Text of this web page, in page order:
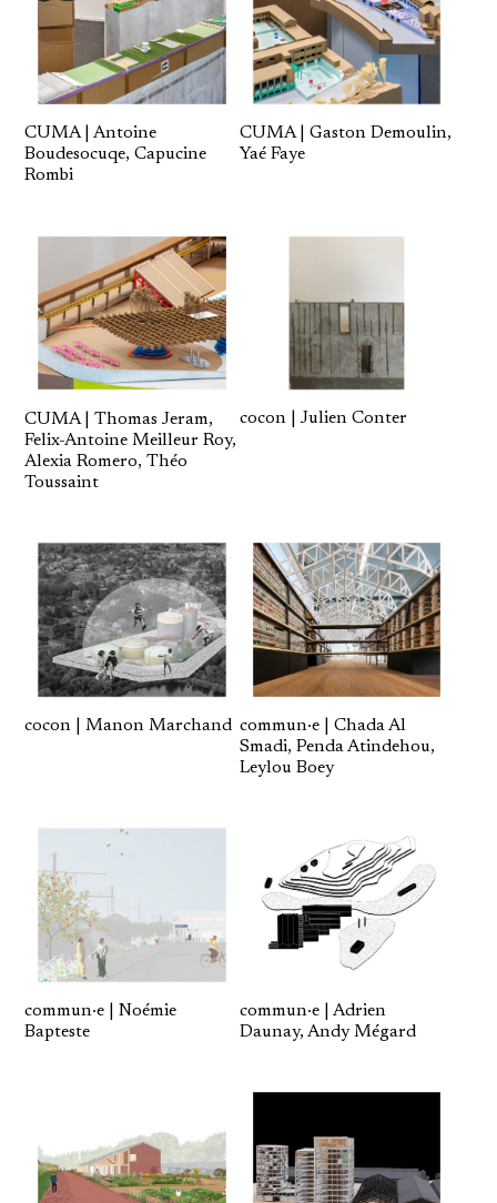
CUMA | Antoine
Boudesocuqe, Capucine
Rombi
CUMA | Gaston Demoulin,
Yaé Faye
CUMA | Thomas Jeram,
Felix-Antoine Meilleur Roy,
Alexia Romero, Théo
Toussaint
cocon | Julien Conter
cocon | Manon Marchand commun·e | Chada Al
Smadi, Penda Atindehou,
Leylou Boey
commun·e | Noémie
Bapteste
commun·e | Adrien
Daunay, Andy Mégard